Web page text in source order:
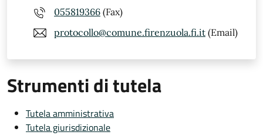
055819366 (Fax)
protocollo@comune.firenzuola.fi.it (Email)
Strumenti di tutela
Tutela amministrativa
Tutela giurisdizionale